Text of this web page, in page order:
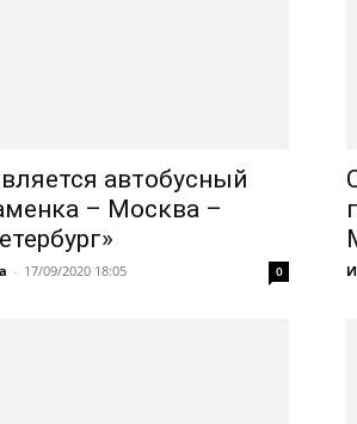
автобусный
– Москва –
- 17/09/2020 18:05 0